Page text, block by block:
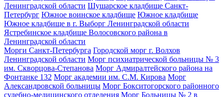
Ленинградской области Шушарское кладбище Санкт-
Петербург Южное воинское кладбище Южное кладбище
Южное кладбище в г. Выборг Ленинградской области
Ястребинское кладбище Волосовского района в
Ленинградской области
Морги Санкт-Петербурга Городской морг г. Волхов
Ленинградской области Морг психиатрической больницы № 3
им. Скворцова-Степанова Морг Адмиралтейского района на
Фонтанке 132 Морг академии им. С.М. Кирова Морг
Александровской больницы Морг Бокситогорского районного
судебно-медицинского отделения Морг Больницы № 2 в